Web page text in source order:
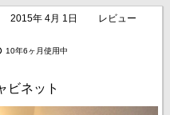
2015年 4月 1日
レビュー
10年6ヶ月使用中
ビネット